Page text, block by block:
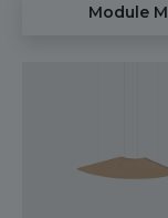
Module M